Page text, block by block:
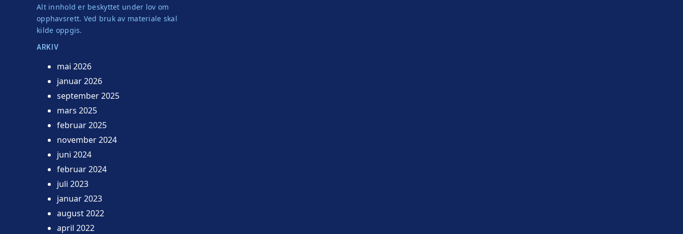
Alt innhold er beskyttet under lov om
opphavsrett. Ved bruk av materiale skal
kilde oppgis.
ARKIV
mai 2026
januar 2026
september 2025
mars 2025
februar 2025
november 2024
juni 2024
februar 2024
juli 2023
januar 2023
august 2022
april 2022